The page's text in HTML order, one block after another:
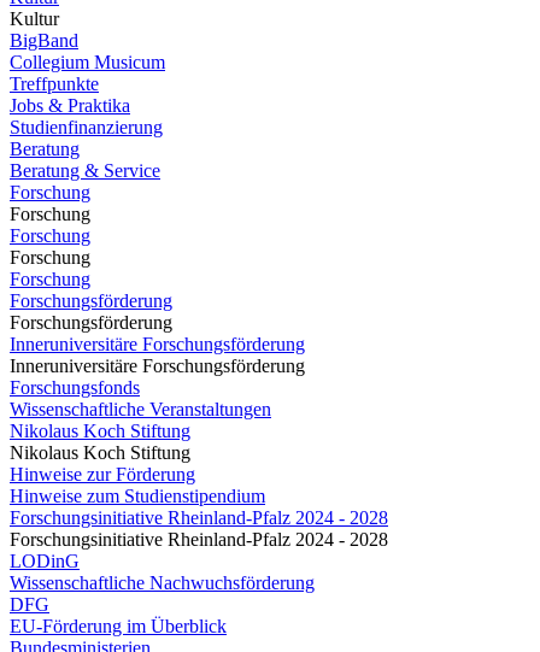
Kultur
BigBand
Collegium Musicum
Treffpunkte
Jobs & Praktika
Studienfinanzierung
Beratung
Beratung & Service
Forschung
Forschung
Forschung
Forschung
Forschung
Forschungsförderung
Forschungsförderung
Inneruniversitäre Forschungsförderung
Inneruniversitäre Forschungsförderung
Forschungsfonds
Wissenschaftliche Veranstaltungen
Nikolaus Koch Stiftung
Nikolaus Koch Stiftung
Hinweise zur Förderung
Hinweise zum Studienstipendium
Forschungsinitiative Rheinland-Pfalz 2024 - 2028
Forschungsinitiative Rheinland-Pfalz 2024 - 2028
LODinG
Wissenschaftliche Nachwuchsförderung
DFG
EU-Förderung im Überblick
Bundesministerien